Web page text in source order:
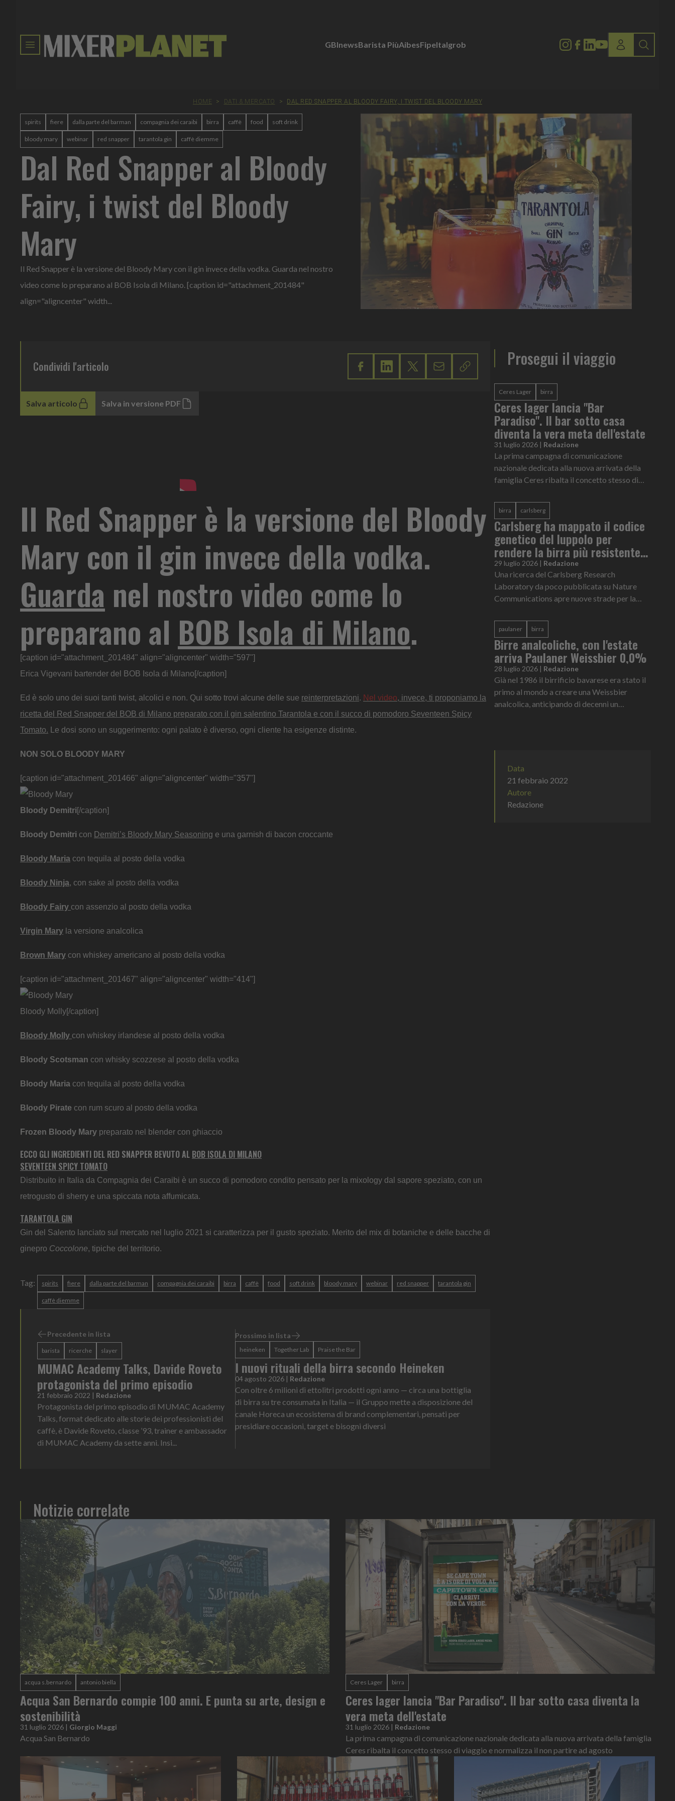
GBInewsBarista PiùAibesFipeItalgrob
HOME > DATI & MERCATO > DAL RED SNAPPER AL BLOODY FAIRY, I TWIST DEL BLOODY MARY
spirits fiere dalla parte del barman compagnia dei caraibi birra caffè food soft drink
bloody mary webinar red snapper tarantola gin caffè diemme
Dal Red Snapper al Bloody
Fairy, i twist del Bloody
Mary
Il Red Snapper è la versione del Bloody Mary con il gin invece della vodka. Guarda nel nostro
video come lo preparano al BOB Isola di Milano. [caption id="attachment_201484"
align="aligncenter" width...
Condividi l'articolo
Salva articolo Salva in versione PDF
Il Red Snapper è la versione del Bloody
Mary con il gin invece della vodka.
Guarda nel nostro video come lo
preparano al BOB Isola di Milano.
[caption id="attachment_201484" align="aligncenter" width="597"]
Erica Vigevani bartender del BOB Isola di Milano[/caption]
Ed è solo uno dei suoi tanti twist, alcolici e non. Qui sotto trovi alcune delle sue reinterpretazioni. Nel video, invece, ti proponiamo la
ricetta del Red Snapper del BOB di Milano preparato con il gin salentino Tarantola e con il succo di pomodoro Seventeen Spicy
Tomato. Le dosi sono un suggerimento: ogni palato è diverso, ogni cliente ha esigenze distinte.
NON SOLO BLOODY MARY
[caption id="attachment_201466" align="aligncenter" width="357"]
Bloody Demitri[/caption]
Bloody Demitri con Demitri’s Bloody Mary Seasoning e una garnish di bacon croccante
Bloody Maria con tequila al posto della vodka
Bloody Ninja, con sake al posto della vodka
Bloody Fairy con assenzio al posto della vodka
Virgin Mary la versione analcolica
Brown Mary con whiskey americano al posto della vodka
[caption id="attachment_201467" align="aligncenter" width="414"]
Bloody Molly[/caption]
Bloody Molly con whiskey irlandese al posto della vodka
Bloody Scotsman con whisky scozzese al posto della vodka
Bloody Maria con tequila al posto della vodka
Bloody Pirate con rum scuro al posto della vodka
Frozen Bloody Mary preparato nel blender con ghiaccio
ECCO GLI INGREDIENTI DEL RED SNAPPER BEVUTO AL BOB ISOLA DI MILANO
SEVENTEEN SPICY TOMATO
Distribuito in Italia da Compagnia dei Caraibi è un succo di pomodoro condito pensato per la mixology dal sapore speziato, con un
retrogusto di sherry e una spiccata nota affumicata.
TARANTOLA GIN
Gin del Salento lanciato sul mercato nel luglio 2021 si caratterizza per il gusto speziato. Merito del mix di botaniche e delle bacche di
ginepro Coccolone, tipiche del territorio.
Tag: spirits fiere dalla parte del barman compagnia dei caraibi birra caffè food soft drink bloody mary webinar red snapper tarantola gin
caffè diemme
Precedente in lista
barista ricerche slayer
MUMAC Academy Talks, Davide Roveto
protagonista del primo episodio
21 febbraio 2022 | Redazione
Protagonista del primo episodio di MUMAC Academy
Talks, format dedicato alle storie dei professionisti del
caffè, è Davide Roveto, classe ’93, trainer e ambassador
di MUMAC Academy da sette anni. Insi...
Prossimo in lista
heineken Together Lab Praise the Bar
I nuovi rituali della birra secondo Heineken
04 agosto 2026 | Redazione
Con oltre 6 milioni di ettolitri prodotti ogni anno — circa una bottiglia
di birra su tre consumata in Italia — il Gruppo mette a disposizione del
canale Horeca un ecosistema di brand complementari, pensati per
presidiare occasioni, target e bisogni diversi
Prosegui il viaggio
Ceres Lager birra
Ceres lager lancia "Bar
Paradiso". Il bar sotto casa
diventa la vera meta dell'estate
31 luglio 2026 | Redazione
La prima campagna di comunicazione
nazionale dedicata alla nuova arrivata della
famiglia Ceres ribalta il concetto stesso di
birra carlsberg
Carlsberg ha mappato il codice
genetico del luppolo per
rendere la birra più resistente
al cambiamento climatico
29 luglio 2026 | Redazione
Una ricerca del Carlsberg Research
Laboratory da poco pubblicata su Nature
Communications apre nuove strade per la
della birra a livello globale
paulaner birra
Birre analcoliche, con l'estate
arriva Paulaner Weissbier 0,0%
28 luglio 2026 | Redazione
Già nel 1986 il birrificio bavarese era stato il
primo al mondo a creare una Weissbier
analcolica, anticipando di decenni un
Data
21 febbraio 2022
Autore
Redazione
Notizie correlate
acqua s.bernardo antonio biella
Acqua San Bernardo compie 100 anni. E punta su arte, design e
sostenibilità
31 luglio 2026 | Giorgio Maggi
Acqua San Bernardo
Ceres Lager birra
Ceres lager lancia "Bar Paradiso". Il bar sotto casa diventa la
vera meta dell'estate
31 luglio 2026 | Redazione
La prima campagna di comunicazione nazionale dedicata alla nuova arrivata della famiglia
Ceres ribalta il concetto stesso di viaggio e normalizza il non partire ad agosto